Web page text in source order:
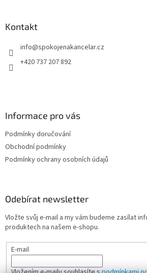
Kontakt
info@spokojenakancelar.cz
+420 737 207 892
Informace pro vás
Podmínky doručování
Obchodní podmínky
Podmínky ochrany osobních údajů
Odebírat newsletter
Vložte svůj e-mail a my vám budeme zasílat
produktech na našem e-shopu.
E-mail